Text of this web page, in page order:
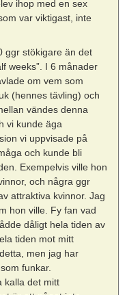
ihop med en sex
var viktigast, inte
ggr stökigare än det
weeks”. I 6 månader
om vem som
(hennes tävling) och
vändes denna
vi kunde äga
vi uppvisade på
och kunde bli
Exempelvis ville hon
och några ggr
attraktiva kvinnor. Jag
hon ville. Fy fan vad
dåligt hela tiden av
tiden mot mitt
men jag har
funkar.
kalla det mitt